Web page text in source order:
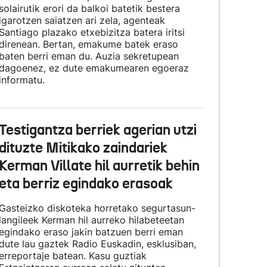
erori da balkoi batetik bestera
saiatzen ari zela, agenteak
plazako etxebizitza batera iritsi
Bertan, emakume batek eraso
berri eman du. Auzia sekretupean
ez dute emakumearen egoeraz
berriek agerian utzi
Mitikako zaindariek
Villate hil aurretik behin
berriz egindako erasoak
diskoteka horretako segurtasun-
Kerman hil aurreko hilabeteetan
eraso jakin batzuen berri eman
lau gaztek Radio Euskadin, esklusiban,
batean. Kasu guztiak